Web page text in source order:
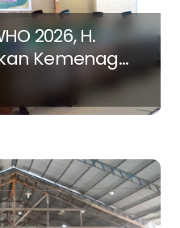
2026, H.
Kemenag
Perkuat